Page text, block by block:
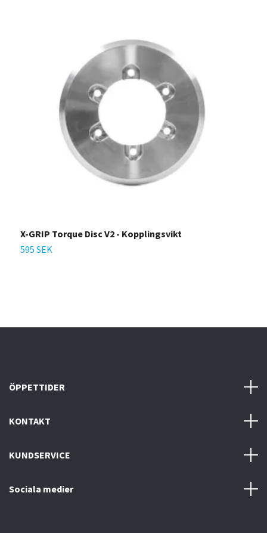
X-GRIP Torque Disc V2 - Kopplingsvikt
595 SEK
ÖPPETTIDER
KONTAKT
KUNDSERVICE
Sociala medier